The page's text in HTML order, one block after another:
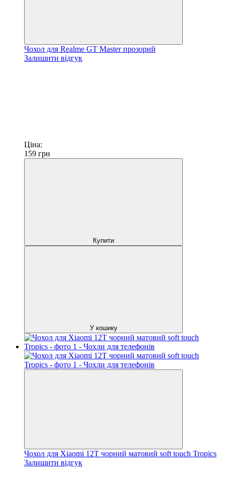
Чохол для Realme GT Master прозорий
Залишити відгук
Ціна:
159 грн
Купити
У кошику
Чохол для Xiaomi 12T чорний матовий soft touch Tropics
Залишити відгук